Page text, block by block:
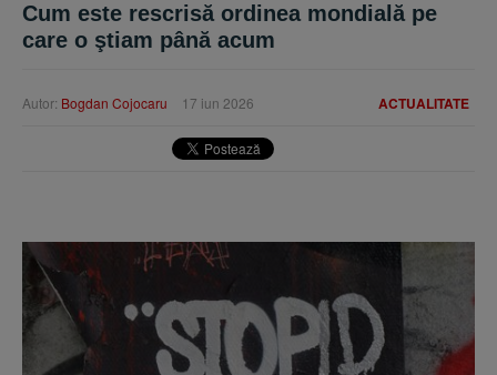
Cum este rescrisă ordinea mondială pe
care o ştiam până acum
ACTUALITATE
Autor: Bogdan Cojocaru 17 iun 2026